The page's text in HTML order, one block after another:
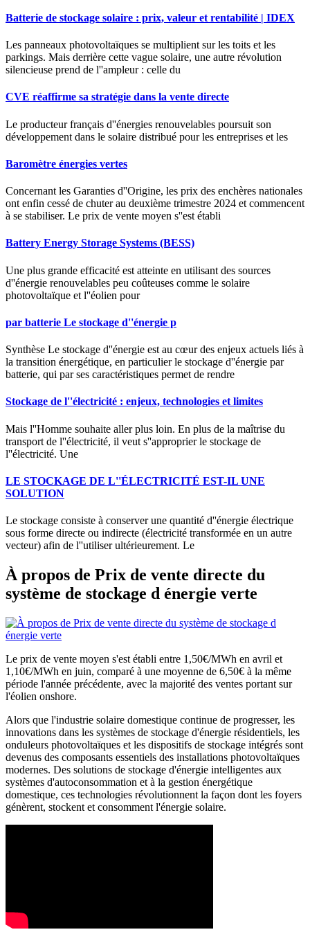
Batterie de stockage solaire : prix, valeur et rentabilité | IDEX
Les panneaux photovoltaïques se multiplient sur les toits et les
parkings. Mais derrière cette vague solaire, une autre révolution
silencieuse prend de l''ampleur : celle du
CVE réaffirme sa stratégie dans la vente directe
Le producteur français d''énergies renouvelables poursuit son
développement dans le solaire distribué pour les entreprises et les
Baromètre énergies vertes
Concernant les Garanties d''Origine, les prix des enchères nationales
ont enfin cessé de chuter au deuxième trimestre 2024 et commencent
à se stabiliser. Le prix de vente moyen s''est établi
Battery Energy Storage Systems (BESS)
Une plus grande efficacité est atteinte en utilisant des sources
d''énergie renouvelables peu coûteuses comme le solaire
photovoltaïque et l''éolien pour
par batterie Le stockage d''énergie p
Synthèse Le stockage d''énergie est au cœur des enjeux actuels liés à
la transition énergétique, en particulier le stockage d''énergie par
batterie, qui par ses caractéristiques permet de rendre
Stockage de l''électricité : enjeux, technologies et limites
Mais l''Homme souhaite aller plus loin. En plus de la maîtrise du
transport de l''électricité, il veut s''approprier le stockage de
l''électricité. Une
LE STOCKAGE DE L''ÉLECTRICITÉ EST-IL UNE
SOLUTION
Le stockage consiste à conserver une quantité d''énergie électrique
sous forme directe ou indirecte (électricité transformée en un autre
vecteur) afin de l''utiliser ultérieurement. Le
À propos de Prix de vente directe du
système de stockage d énergie verte
Le prix de vente moyen s'est établi entre 1,50€/MWh en avril et
1,10€/MWh en juin, comparé à une moyenne de 6,50€ à la même
période l'année précédente, avec la majorité des ventes portant sur
l'éolien onshore.
Alors que l'industrie solaire domestique continue de progresser, les
innovations dans les systèmes de stockage d'énergie résidentiels, les
onduleurs photovoltaïques et les dispositifs de stockage intégrés sont
devenus des composants essentiels des installations photovoltaïques
modernes. Des solutions de stockage d'énergie intelligentes aux
systèmes d'autoconsommation et à la gestion énergétique
domestique, ces technologies révolutionnent la façon dont les foyers
génèrent, stockent et consomment l'énergie solaire.